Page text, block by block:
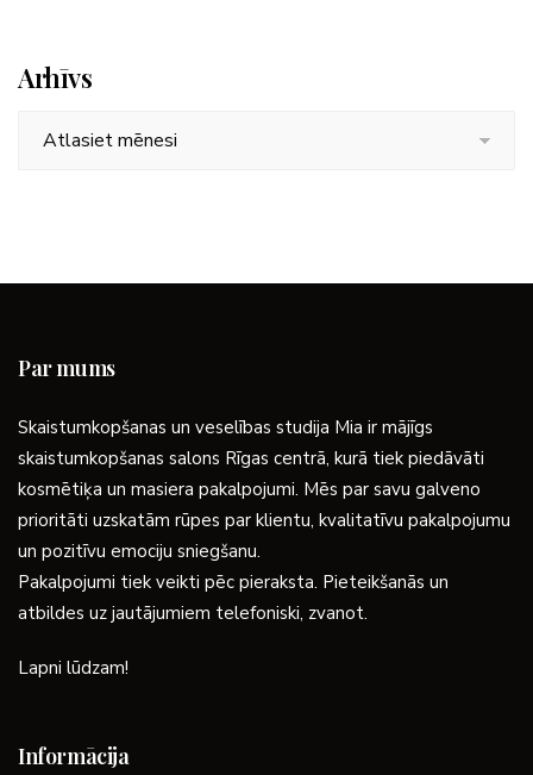
Arhīvs
Par mums
Skaistumkopšanas un veselības studija Mia ir mājīgs
skaistumkopšanas salons Rīgas centrā, kurā tiek piedāvāti
kosmētiķa un masiera pakalpojumi. Mēs par savu galveno
prioritāti uzskatām rūpes par klientu, kvalitatīvu pakalpojumu
un pozitīvu emociju sniegšanu.
Pakalpojumi tiek veikti pēc pieraksta. Pieteikšanās un
atbildes uz jautājumiem telefoniski, zvanot.
Lapni lūdzam!
Informācija